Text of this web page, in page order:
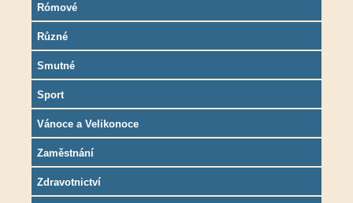
Rómové
Různé
Smutné
Sport
Vánoce a Velikonoce
Zaměstnání
Zdravotnictví